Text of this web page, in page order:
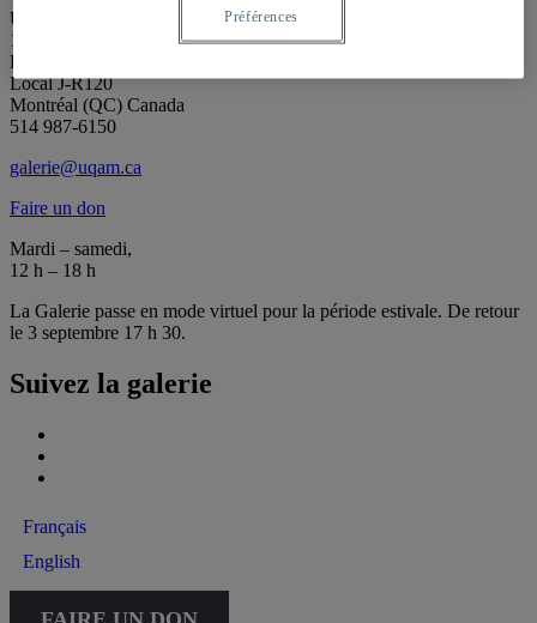
Université du Québec à Montréal
1400 rue Berri
Pavillon Judith-Jasmin
Local J-R120
Montréal (QC) Canada
514 987-6150
galerie@uqam.ca
Faire un don
Mardi – samedi,
12 h – 18 h
La Galerie passe en mode virtuel pour la période estivale. De retour
le 3 septembre 17 h 30.
Suivez la galerie
Français
English
Préférences